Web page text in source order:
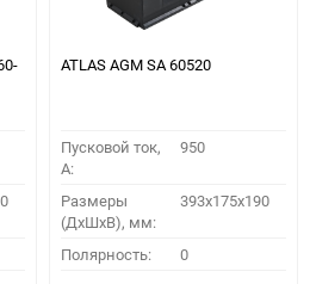
ATLAS AGM SA 60520
Пусковой ток,
A:
950
Размеры
(ДхШхВ), мм:
393x175x190
Полярность: 0